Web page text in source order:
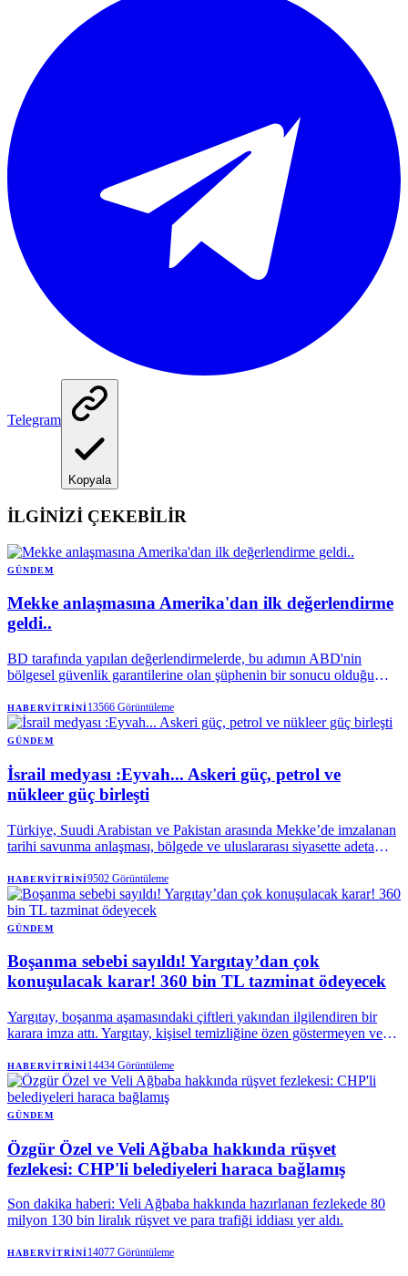
Telegram
Kopyala
İLGİNİZİ ÇEKEBİLİR
GÜNDEM
Mekke anlaşmasına Amerika'dan ilk değerlendirme
geldi..
BD tarafında yapılan değerlendirmelerde, bu adımın ABD'nin
bölgesel güvenlik garantilerine olan şüphenin bir sonucu olduğu
Council ve RUSI), bu paktı direkt bir düşmanlık olarak görmekten
ziyade; bölge ülkelerinin kendi savunma yükünü sırtlanma arzusu
olarak okuyor.
HABERVITRINI13566 Görüntüleme
GÜNDEM
İsrail medyası :Eyvah... Askeri güç, petrol ve
nükleer güç birleşti
Türkiye, Suudi Arabistan ve Pakistan arasında Mekke’de imzalanan
tarihi savunma anlaşması, bölgede ve uluslararası siyasette adeta
HABERVITRINI9502 Görüntüleme
GÜNDEM
Boşanma sebebi sayıldı! Yargıtay’dan çok
konuşulacak karar! 360 bin TL tazminat ödeyecek
Yargıtay, boşanma aşamasındaki çiftleri yakından ilgilendiren bir
karara imza attı. Yargıtay, kişisel temizliğine özen göstermeyen ve
tam kusurlu buldu. Mahkeme, 360 bin lira tazminata hükmeden Aile
Mahkemesi’nin kararını onadı.
HABERVITRINI14434 Görüntüleme
GÜNDEM
Özgür Özel ve Veli Ağbaba hakkında rüşvet
fezlekesi: CHP'li belediyeleri haraca bağlamış
Son dakika haberi: Veli Ağbaba hakkında hazırlanan fezlekede 80
milyon 130 bin liralık rüşvet ve para trafiği iddiası yer aldı.
HABERVITRINI14077 Görüntüleme